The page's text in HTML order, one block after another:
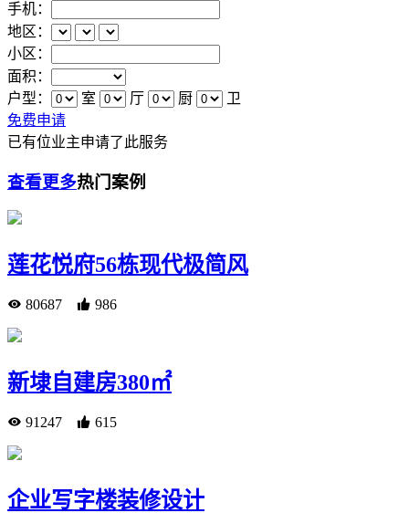
手机：
地区：
小区：
面积：
户型：
室 厅 厨
卫
免费申请
已有位业主申请了此服务
查看更多热门案例
莲花悦府56栋现代极简风
80687 986
新埭自建房380㎡
91247 615
企业写字楼装修设计